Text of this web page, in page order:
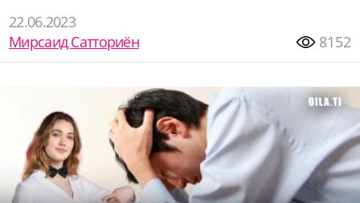
22.06.2023
Мирсаид Сатториён
8152